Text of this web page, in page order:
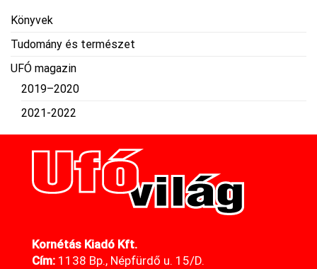
Könyvek
Tudomány és természet
UFÓ magazin
2019–2020
2021-2022
Kornétás Kiadó Kft.
Cím: 1138 Bp., Népfürdő u. 15/D.